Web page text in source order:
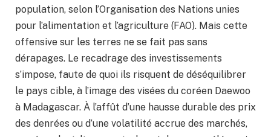
population, selon l’Organisation des Nations unies
pour l’alimentation et l’agriculture (FAO). Mais cette
offensive sur les terres ne se fait pas sans
dérapages. Le recadrage des investissements
s’impose, faute de quoi ils risquent de déséquilibrer
le pays cible, à l’image des visées du coréen Daewoo
à Madagascar. À l’affût d’une hausse durable des prix
des denrées ou d’une volatilité accrue des marchés,